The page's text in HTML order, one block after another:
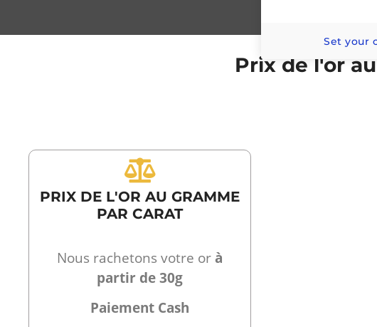
Prix de l'or
PRIX DE L'OR AU GRAMME
PAR CARAT
Nous rachetons votre orà
partir de 30g
Paiement Cash
Set your